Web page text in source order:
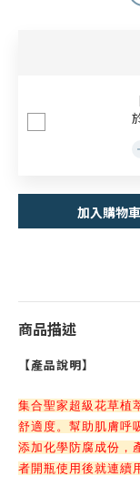
加入購物車
商品描述
【產品說明】
集合聖家超級花草植
舒適度。幫助肌膚呼
添加化學防腐成份，
者開瓶使用後就連續